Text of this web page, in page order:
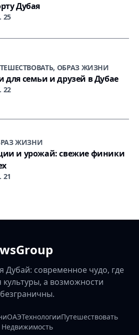
Дубая
25
ОБРАЗ ЖИЗНИ
для семьи и друзей в Дубае
22
ЖИЗНИ
и урожай: свежие финики
21
Дубай: современное чудо, где
культуры, а возможности
безграничны.
ОАЭТехнологииПутешествовать
Недвижимость